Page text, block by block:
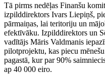
Tā pirms nedēļas Finanšu
izpilddirektors Ivars Liepiņš,
pārmaiņas, lai teritoriju un
efektīvāku. Izpilddirektors un
vadītājs Māris Valdmanis
pilotprojektu, kas piecu
pagastā, kur par 90%
ap 40 000 eiro.